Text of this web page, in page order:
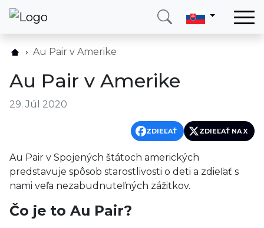
Krajina
O nás
Kontakt
Zavolajte mi Prihlásiť sa
Au Pair v Amerike
Au Pair v Amerike
29. Júl 2020
ZDIEĽAŤ ZDIEĽAŤ NA X
Au Pair v Spojených štátoch amerických
predstavuje spôsob starostlivosti o deti a zdieľať s
nami veľa nezabudnuteľných zážitkov.
Čo je to Au Pair?